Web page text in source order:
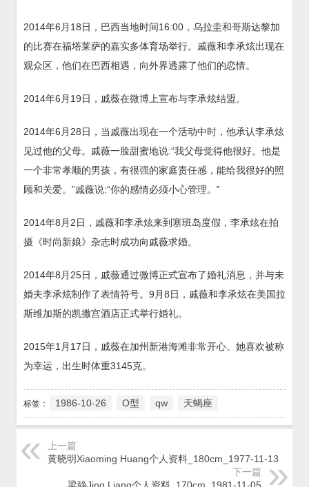
2014年6月18日，巴西当地时间16:00，乌拉圭和哥斯达黎加
的比赛在福塔莱萨的嘉实多体育场举行。戚薇和李承炫出现在
观众区，他们在巴西相遇，向外界透露了他们的恋情。
2014年6月19日，戚薇在微博上宣布与李承炫结盟。
2014年6月28日，当戚薇出现在一个活动中时，他承认李承炫
见过他的父母。戚薇一脸甜蜜地说:“我父母觉得他很好。他是
一个非常孝顺的男孩，有很强的家庭责任感，能给我很好的照
顾和关爱。”戚薇说:“你的感情必须小心管理。”
2014年8月2日，戚薇和李承炫来到塞班岛度假，李承炫在拍
摄《时尚新娘》杂志时成功向戚薇求婚。
2014年8月25日，戚薇通过微博正式宣布了婚礼消息，并与未
婚夫李承炫制作了表情符号。9月8日，戚薇和李承炫在美国拉
斯维加斯的凯撒宫酒店正式举行婚礼。
2015年1月17日，戚薇在加州新港海滩非常开心。她喜欢被称
为幸运，出生时体重3145克。
标签： 1986-10-26 O型 qw 天蝎座
上一篇
黄晓明Xiaoming Huang个人资料_180cm_1977-11-13
下一篇